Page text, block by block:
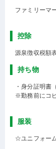
ファミリーマ
控除
源泉徴収税額
持ち物
・身分証明書
※勤務前にコ
服装
☆ユニフォー